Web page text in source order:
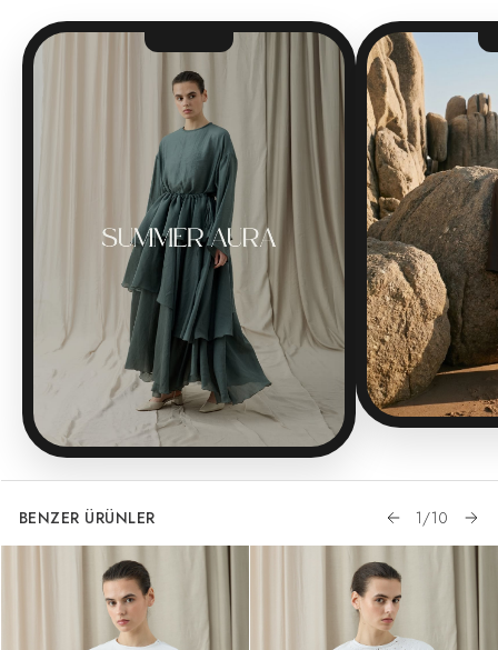
BENZER ÜRÜNLER 1/10